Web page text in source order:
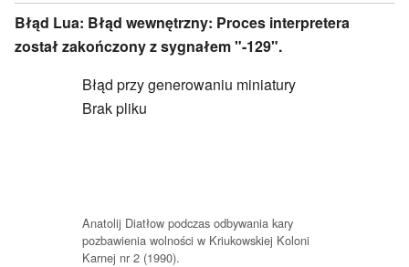
Błąd Lua: Błąd wewnętrzny: Proces interpretera
został zakończony z sygnałem "-129".
Błąd przy generowaniu miniatury
Brak pliku
Anatolij Diatłow podczas odbywania kary
pozbawienia wolności w Kriukowskiej Koloni
Karnej nr 2 (1990).